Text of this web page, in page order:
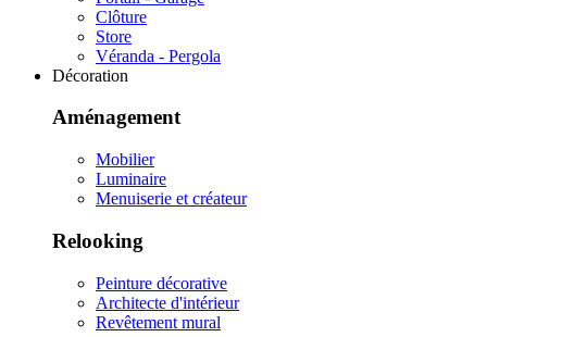
Clôture
Store
Véranda - Pergola
Décoration
Aménagement
Mobilier
Luminaire
Menuiserie et créateur
Relooking
Peinture décorative
Architecte d'intérieur
Revêtement mural